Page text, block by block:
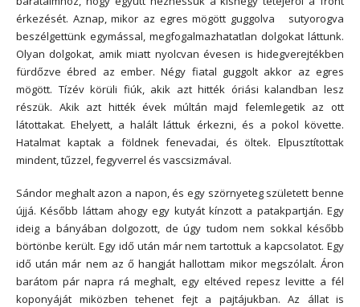
érkezését. Aznap, mikor az egres mögött guggolva sutyorogva
beszélgettünk egymással, megfogalmazhatatlan dolgokat láttunk.
Olyan dolgokat, amik miatt nyolcvan évesen is hidegverejtékben
fürdőzve ébred az ember. Négy fiatal guggolt akkor az egres
mögött. Tízév körüli fiúk, akik azt hitték óriási kalandban lesz
részük. Akik azt hitték évek múltán majd felemlegetik az ott
látottakat. Ehelyett, a halált láttuk érkezni, és a pokol követte.
Hatalmat kaptak a földnek fenevadai, és öltek. Elpusztítottak
mindent, tűzzel, fegyverrel és vascsizmával.
Sándor meghalt azon a napon, és egy szörnyeteg született benne
újjá. Később láttam ahogy egy kutyát kínzott a patakpartján. Egy
ideig a bányában dolgozott, de úgy tudom nem sokkal később
börtönbe került. Egy idő után már nem tartottuk a kapcsolatot. Egy
idő után már nem az ő hangját hallottam mikor megszólalt. Áron
barátom pár napra rá meghalt, egy eltéved repesz levitte a fél
koponyáját miközben tehenet fejt a pajtájukban. Az állat is